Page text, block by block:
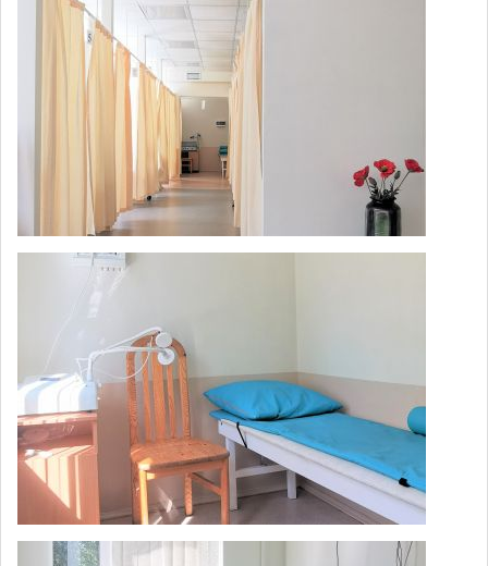
конечностей, пневмокомпрессия (с
лечебной косметикой, 1 зона)
Оксигенотерапия (Кислородная
капсула)
Групповое занятие лечебной
физкультурой в бассейне (5 занятий, 1
3,600
Групповое занятие лечебной
Групповое занятие лечебной
физкультурой в бассейне (1 занятие)
810
Групповое занятие лечебной
физкультурой в бассейне (пациента
стационара)
580
Лечебное плавание в бассейне (1